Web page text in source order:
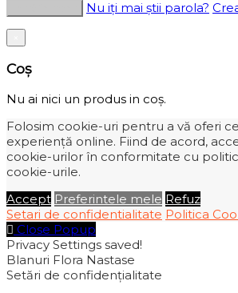
Nu iți mai știi parola?
Coș
Nu ai nici un produs in coș.
Folosim cookie-uri pentru a vă oferi
experiență online. Fiind de acord,
cookie-urilor în conformitate cu
cookie-urile.
Accept Preferintele mele Refuz
Setari de confidentialitate Politica
Close Popup
Privacy Settings saved!
Blanuri Flora Nastase
Setări de confidențialitate